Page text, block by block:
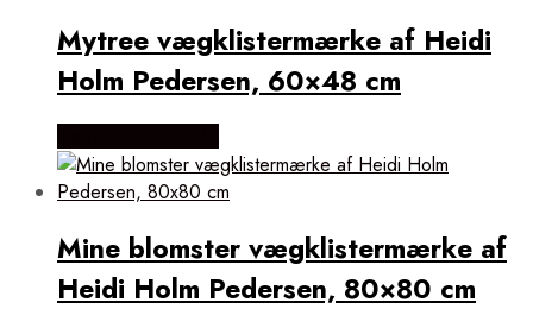
Mytree vægklistermærke af Heidi
Holm Pedersen, 60×48 cm
Mine blomster vægklistermærke af
Heidi Holm Pedersen, 80×80 cm